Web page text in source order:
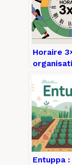
Horaire
conseils
mieux le
Entuppa :